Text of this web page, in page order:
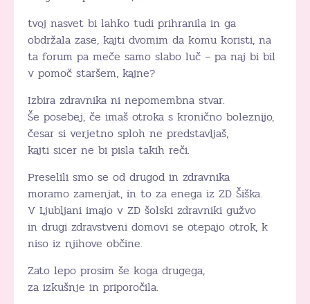
tvoj nasvet bi lahko tudi prihranila in ga
obdržala zase, kajti dvomim da komu koristi, na
ta forum pa meče samo slabo luč – pa naj bi bil
v pomoč staršem, kajne?
Izbira zdravnika ni nepomembna stvar.
Še posebej, če imaš otroka s kronično boleznijo,
česar si verjetno sploh ne predstavljaš,
kajti sicer ne bi pisla takih reči.
Preselili smo se od drugod in zdravnika
moramo zamenjat, in to za enega iz ZD Šiška.
V Ljubljani imajo v ZD šolski zdravniki gužvo
in drugi zdravstveni domovi se otepajo otrok, k
niso iz njihove občine.
Zato lepo prosim še koga drugega,
za izkušnje in priporočila.